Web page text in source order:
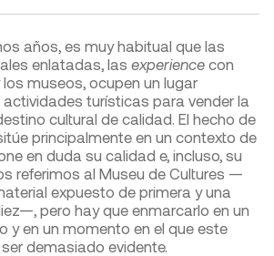
años, es muy habitual que las
enlatadas, las experience con
museos, ocupen un lugar
turísticas para vender la
cultural de calidad. El hecho de
principalmente en un contexto de
en duda su calidad e, incluso, su
referimos al Museu de Cultures —
expuesto de primera y una
pero hay que enmarcarlo en un
y en un momento en el que este
demasiado evidente.